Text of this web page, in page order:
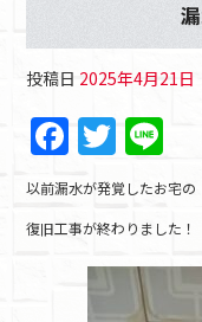
投稿日 2025年4月21日
F
a
c
e
b
T
w
itt
er
n
e
以前漏水が発覚したお宅の
復旧工事が終わりました！